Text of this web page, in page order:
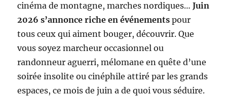
cinéma de montagne, marches nordiques…Juin
2026 s’annonce riche en événements pour
tous ceux qui aiment bouger, découvrir. Que
vous soyez marcheur occasionnel ou
randonneur aguerri, mélomane en quête d’une
soirée insolite ou cinéphile attiré par les grands
espaces, ce mois de juin a de quoi vous séduire.